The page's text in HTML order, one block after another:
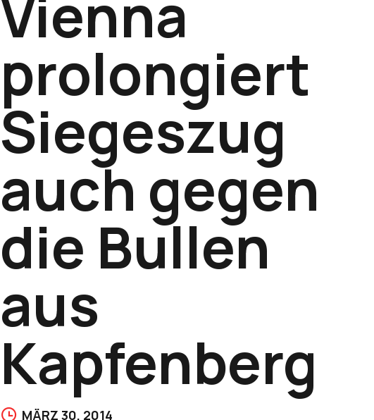
Vienna
prolongiert
Siegeszug
auch gegen
die Bullen
aus
Kapfenberg
MÄRZ 30, 2014